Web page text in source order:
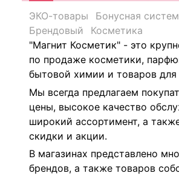
ЭКО-товары
Бонусная
Брендовый
Косметика
"Магнит Косметик" - это
по продаже косметики,
бытовой химии и товаров
Мы всегда предлагаем
цены, высокое качество
широкий ассортимент, а
скидки и акции.
В магазинах представлено
брендов, а также товаров